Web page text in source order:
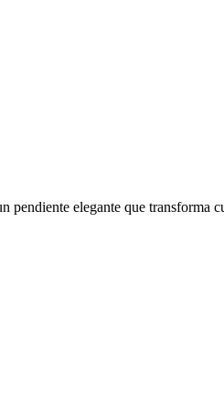
elegante que transforma